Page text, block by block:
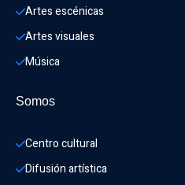
Artes escénicas
Artes visuales
Música
Somos
Centro cultural
Difusión artística